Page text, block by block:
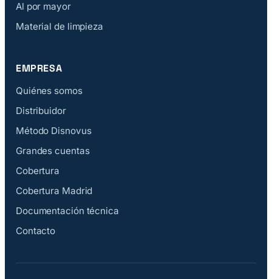
Al por mayor
Material de limpieza
EMPRESA
Quiénes somos
Distribuidor
Método Disnovus
Grandes cuentas
Cobertura
Cobertura Madrid
Documentación técnica
Contacto